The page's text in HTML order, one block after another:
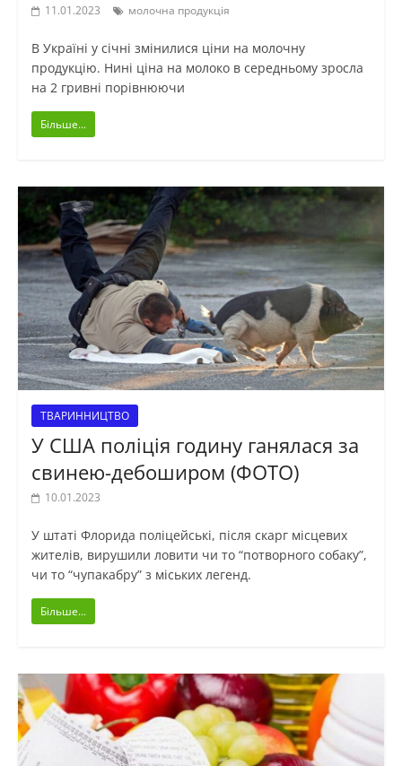
11.01.2023 молочна продукція
В Україні у січні змінилися ціни на молочну
продукцію. Нині ціна на молоко в середньому зросла
на 2 гривні порівнюючи
Більше...
ТВАРИННИЦТВО
У США поліція годину ганялася за
свинею-дебоширом (ФОТО)
10.01.2023
У штаті Флорида поліцейські, після скарг місцевих
жителів, вирушили ловити чи то “потворного собаку”,
чи то “чупакабру” з міських легенд.
Більше...